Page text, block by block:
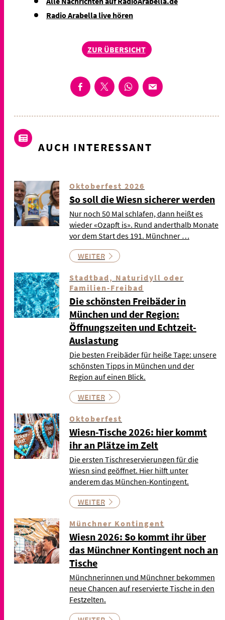
Radio Arabella live hören
ZUR ÜBERSICHT
AUCH INTERESSANT
Oktoberfest 2026
So soll die Wiesn sicherer werden
Nur noch 50 Mal schlafen, dann heißt es
wieder «Ozapft is». Rund anderthalb Monate
vor dem Start des 191. Münchner …
WEITER
Stadtbad, Naturidyll oder
Familien-Freibad
Die schönsten Freibäder in
München und der Region:
Öffnungszeiten und Echtzeit-
Auslastung
Die besten Freibäder für heiße Tage: unsere
schönsten Tipps in München und der
Region auf einen Blick.
WEITER
Oktoberfest
Wiesn-Tische 2026: hier kommt
ihr an Plätze im Zelt
Die ersten Tischreservierungen für die
Wiesn sind geöffnet. Hier hilft unter
anderem das München-Kontingent.
WEITER
Münchner Kontingent
Wiesn 2026: So kommt ihr über
das Münchner Kontingent noch an
Tische
Münchnerinnen und Münchner bekommen
neue Chancen auf reservierte Tische in den
Festzelten.